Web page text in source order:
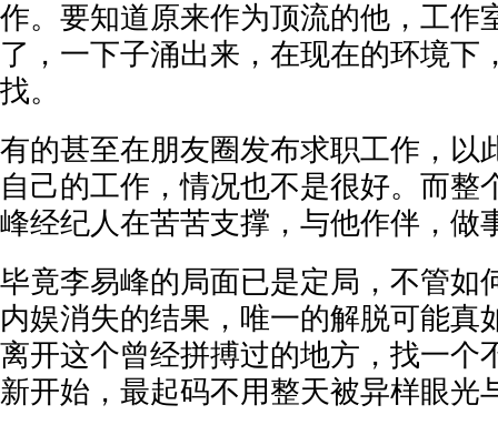
作。要知道原来作为顶流的他，工作
了，一下子涌出来，在现在的环境下
找。
有的甚至在朋友圈发布求职工作，以
自己的工作，情况也不是很好。而整
峰经纪人在苦苦支撑，与他作伴，做
毕竟李易峰的局面已是定局，不管如
内娱消失的结果，唯一的解脱可能真
离开这个曾经拼搏过的地方，找一个
新开始，最起码不用整天被异样眼光